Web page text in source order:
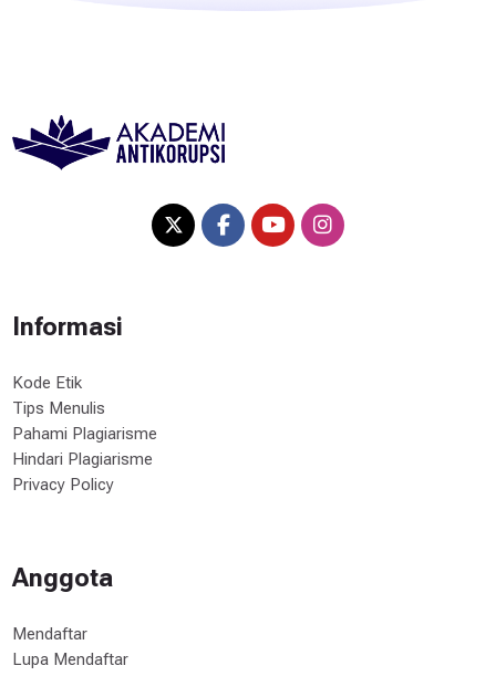
Informasi
Kode Etik
Tips Menulis
Pahami Plagiarisme
Hindari Plagiarisme
Privacy Policy
Anggota
Mendaftar
Lupa Mendaftar